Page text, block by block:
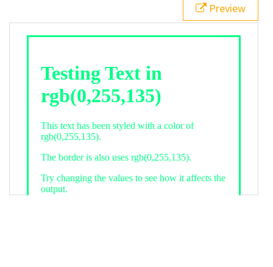
bottom ,
white, rgb(0,255,135));
div class="textColor borderColor"
< h1>Testing Text in rgb(0,255,135)
Preview